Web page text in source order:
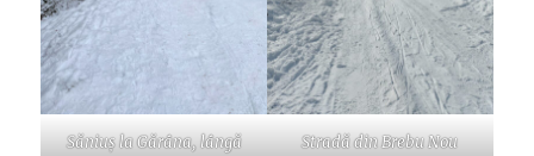
Săniuș la Gărâna, lângă
Stradă din Brebu Nou